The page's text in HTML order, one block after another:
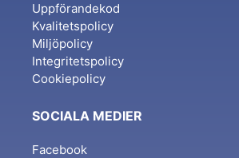
Uppförandekod
Kvalitetspolicy
Miljöpolicy
Integritetspolicy
Cookiepolicy
SOCIALA MEDIER
Facebook